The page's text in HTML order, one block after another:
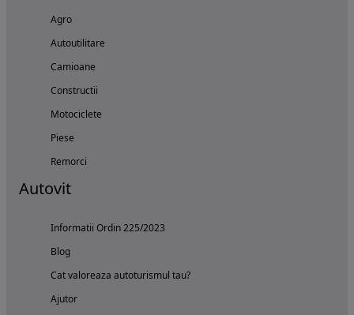
Agro
Autoutilitare
Camioane
Constructii
Motociclete
Piese
Remorci
Autovit
Informatii Ordin 225/2023
Blog
Cat valoreaza autoturismul tau?
Ajutor